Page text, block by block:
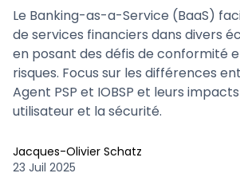
Le Banking-as-a-Service (BaaS)
de services financiers dans divers
en posant des défis de conformité
risques. Focus sur les différences
Agent PSP et IOBSP et leurs
utilisateur et la sécurité.
Jacques-Olivier Schatz
23 Juil 2025